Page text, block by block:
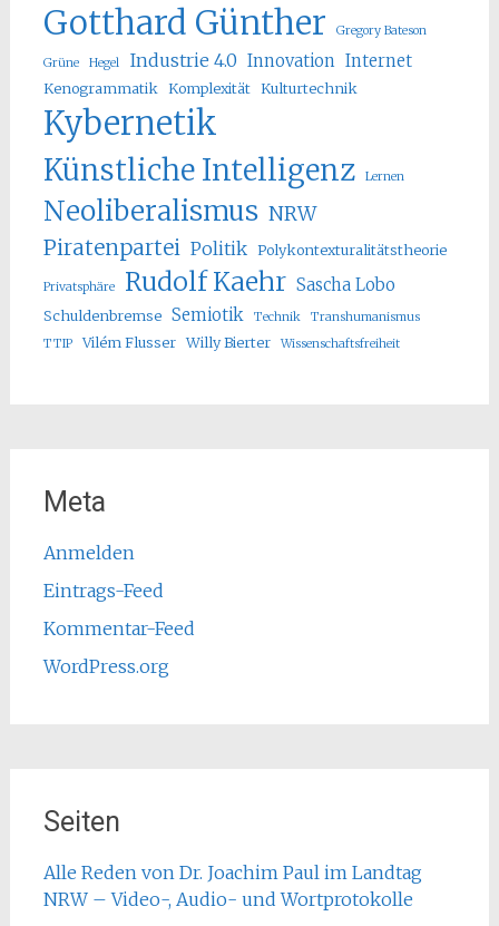
Gotthard Günther Gregory Bateson
Grüne Hegel Industrie 4.0 Innovation Internet
Kenogrammatik Komplexität Kulturtechnik
Kybernetik
Künstliche Intelligenz Lernen
Neoliberalismus NRW
Piratenpartei Politik Polykontexturalitätstheorie
Privatsphäre Rudolf Kaehr Sascha Lobo
Schuldenbremse Semiotik Technik
Transhumanismus
TTIP
Vilém Flusser Willy Bierter Wissenschaftsfreiheit
Meta
Anmelden
Eintrags-Feed
Kommentar-Feed
WordPress.org
Seiten
Alle Reden von Dr. Joachim Paul im Landtag
NRW – Video-, Audio- und Wortprotokolle